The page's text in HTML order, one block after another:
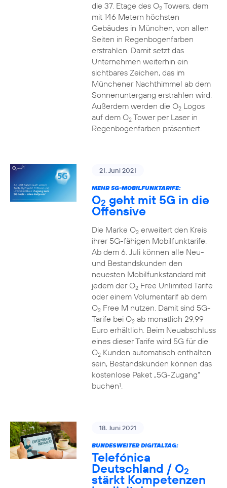
die 37. Etage des O2Towers, dem
mit 146 Metern höchsten
Gebäudes in München, von allen
Seiten in Regenbogenfarben
erstrahlen. Damit setzt das
Unternehmen weiterhin ein
sichtbares Zeichen, das im
Münchener Nachthimmel ab dem
Sonnenuntergang erstrahlen wird.
Außerdem werden die O2Logos
auf dem O2Tower per Laser in
Regenbogenfarben präsentiert.
21. Juni 2021
MEHR 5G-MOBILFUNKTARIFE:
O2 geht mit 5G in die
Offensive
Die Marke O2erweitert den Kreis
ihrer 5G-fähigen Mobilfunktarife.
Ab dem 6. Juli können alle Neu-
und Bestandskunden den
neuesten Mobilfunkstandard mit
jedem der O2Free Unlimited Tarife
oder einem Volumentarif ab dem
O2Free M nutzen. Damit sind 5G-
Tarife bei O2ab monatlich 29,99
Euro erhältlich. Beim Neuabschluss
eines dieser Tarife wird 5G für die
O2Kunden automatisch enthalten
sein, Bestandskunden können das
kostenlose Paket „5G-Zugang“
buchen1.
18. Juni 2021
BUNDESWEITER DIGITALTAG:
Telefónica
Deutschland / O2
stärkt Kompetenzen